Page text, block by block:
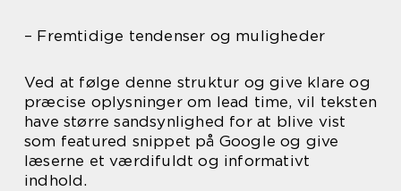
– Fremtidige tendenser og muligheder
Ved at følge denne struktur og give klare og
præcise oplysninger om lead time, vil teksten
have større sandsynlighed for at blive vist
som featured snippet på Google og give
læserne et værdifuldt og informativt
indhold.